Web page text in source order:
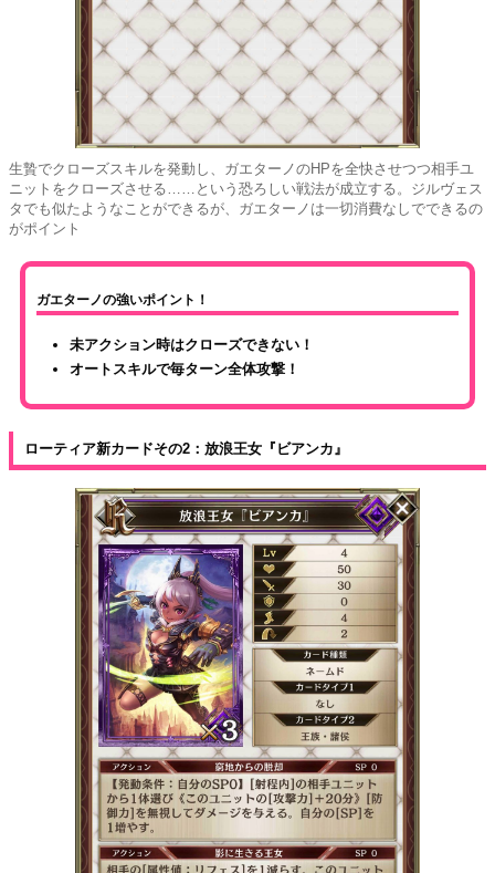
生贄でクローズスキルを発動し、ガエターノのHPを全快させつつ相手ユ
ニットをクローズさせる……という恐ろしい戦法が成立する。ジルヴェス
タでも似たようなことができるが、ガエターノは一切消費なしでできるの
がポイント
ガエターノの強いポイント！
未アクション時はクローズできない！
オートスキルで毎ターン全体攻撃！
ローティア新カードその2：放浪王女『ビアンカ』